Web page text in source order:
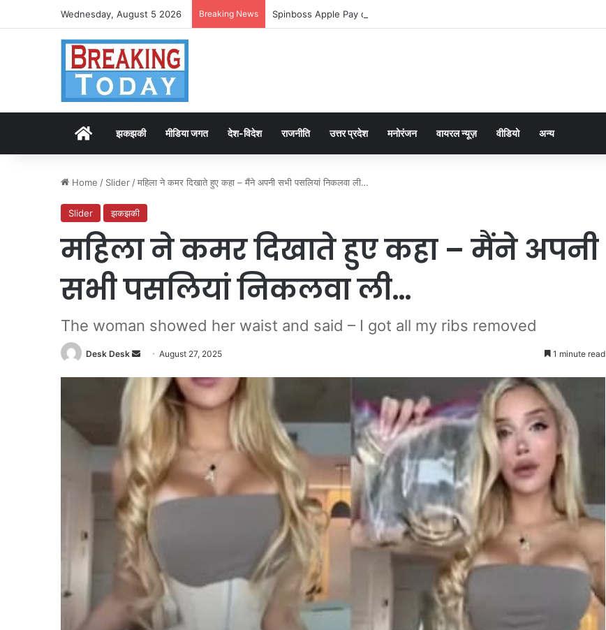
Wednesday, August 5 2026 Breaking News Spinboss Apple Pay dla graczy na iPhone
Homeझकझकी मीडिया जगत देश-विदेश राजनीति उत्तर प्रदेश मनोरंजन वायरल न्यूज़ वीडियो अन्य
Home / Slider /महिला ने कमर दिखाते हुए कहा – मैंने अपनी सभी पसलियां निकलवा ली…
Slider झकझकी
महिला ने कमर दिखाते हुए कहा – मैंने अपनी
सभी पसलियां निकलवा ली…
The woman showed her waist and said – I got all my ribs removed
Desk Desk
Send
email
August 27, 2025 1 minute read